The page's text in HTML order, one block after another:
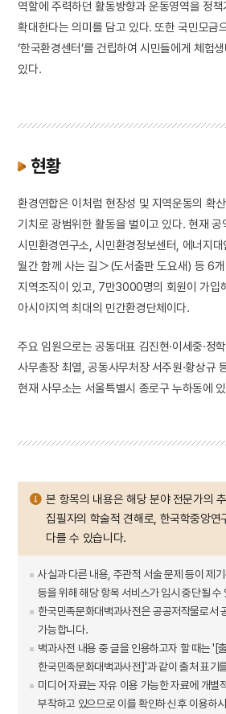
역할에 주력하던 활동방향과 운동영역을 정
확대한다는 의미를 담고 있다. 또한 국민모금
‘한국환경센터’를 건립하여 시민들에게 체험
있다.
현황
환경연합은 이처럼 현장성 및 지역운동의 확
기치로 광범위한 활동을 벌이고 있다. 현재 공
시민환경연구소, 시민환경정보센터, 에너지
월간 함께 사는 길＞(도서출판 도요새) 등 6
지역조직이 있고, 7만3000명의 회원이 가입
아시아지역 최대의 민간환경단체이다.
주요 임원으로는 공동대표 김진현·이세중·정
사무총장 최열, 공동사무처장 서주원·황상규
현재 사무소는 서울특별시 종로구 누하동에
본 항목의 내용은 해당 분야 전문가의
집필자의 학술적 견해로, 한국학중앙연
다를 수 있습니다.
사실과 다른 내용, 주관적 서술 문제 등이 제
등을 위해 해당 항목 서비스가 임시 중단될 수
한국민족문화대백과사전은 공공저작물로서
가능합니다.
백과사전 내용 중 글을 인용하고자 할 때는 '[
한국민족문화대백과사전]'과 같이 출처 표기
미디어 자료는 자유 이용 가능한 자료에 개별
부착하고 있으므로 이를 확인하신 후 이용하